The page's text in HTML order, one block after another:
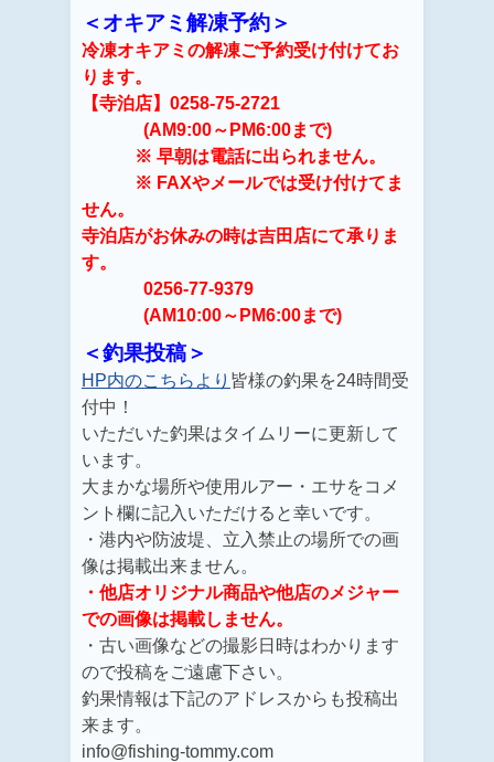
＜オキアミ解凍予約＞
冷凍オキアミの解凍ご予約受け付けてお
ります。
【寺泊店】0258-75-2721
(AM9:00～PM6:00まで)
※ 早朝は電話に出られません。
※ FAXやメールでは受け付けてま
せん。
寺泊店がお休みの時は吉田店にて承りま
す。
0256-77-9379
(AM10:00～PM6:00まで)
＜釣果投稿＞
HP内のこちらより 皆様の釣果を24時間受
付中！
いただいた釣果はタイムリーに更新して
います。
大まかな場所や使用ルアー・エサをコメ
ント欄に記入いただけると幸いです。
・港内や防波堤、立入禁止の場所での画
像は掲載出来ません。
・他店オリジナル商品や他店のメジャー
での画像は掲載しません。
・古い画像などの撮影日時はわかります
ので投稿をご遠慮下さい。
釣果情報は下記のアドレスからも投稿出
来ます。
info@fishing-tommy.com